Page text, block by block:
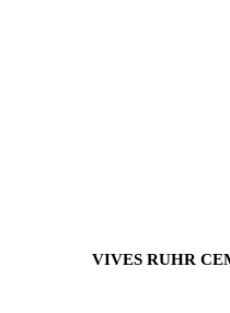
VIVES RUHR